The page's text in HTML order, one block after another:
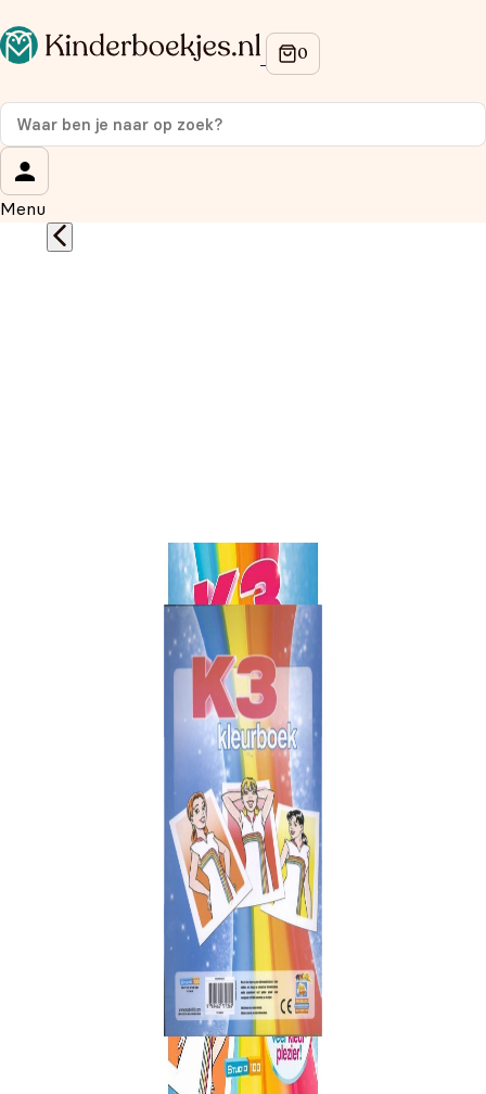
Menu
Op de hoogte blijven van onze acties?
Meld je aan voor onze nieuwsbrief en ontvang
korting
Wat is je voornaam?
Wat is je e-mailadres?